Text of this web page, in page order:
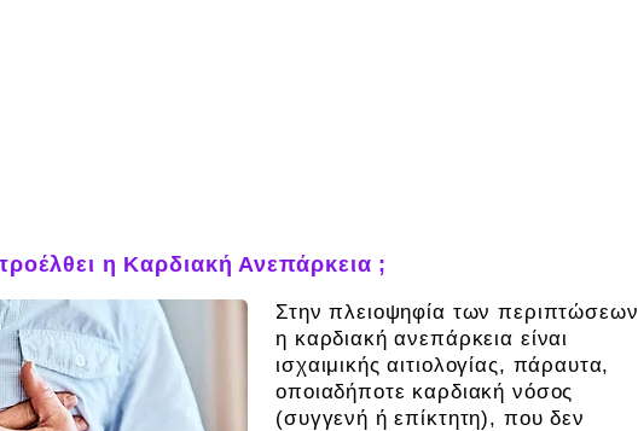
η Καρδιακή Ανεπάρκεια ;
Στην πλειοψηφία των περιπτώσεων
η καρδιακή ανεπάρκεια είναι
ισχαιμικής αιτιολογίας, πάραυτα,
οποιαδήποτε καρδιακή νόσος
(συγγενή ή επίκτητη), που δεν